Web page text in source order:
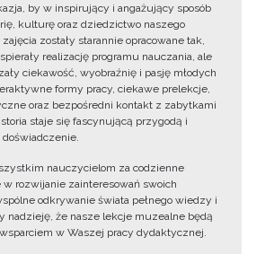
by w inspirujący i angażujący sposób
kulturę oraz dziedzictwo naszego
zostały starannie opracowane tak,
realizację programu nauczania, ale
ciekawość, wyobraźnię i pasję młodych
formy pracy, ciekawe prelekcje,
oraz bezpośredni kontakt z zabytkami
staje się fascynującą przygodą i
nauczycielom za codzienne
w rozwijanie zainteresowań swoich
odkrywanie świata pełnego wiedzy i
nadzieję, że nasze lekcje muzealne będą
w Waszej pracy dydaktycznej.